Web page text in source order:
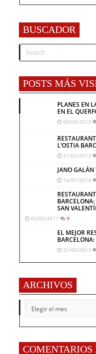
BUSCADOR
POSTS MÁS
PLANES EN
EN EL
05/09/2013
L’OSTIA
21/03/2013
JANO
14/01/2014
SAN
02/02/2017 9
EL MEJOR
21/05/2013
ARCHIVOS
ARCHIVOS
COMENTARIOS